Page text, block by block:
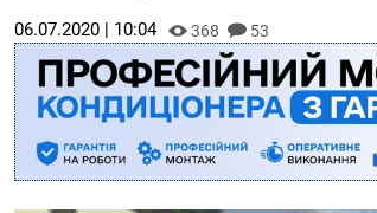
06.07.2020 | 10:04 368 53